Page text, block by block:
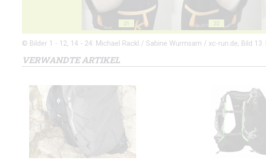
21 22
© Bilder 1 - 12, 14 - 24: Michael Rackl / Sabine Wurmsam / xc-run.de; Bild 13:
VERWANDTE ARTIKEL